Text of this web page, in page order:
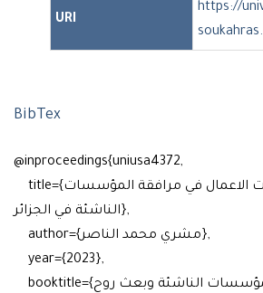
URI
https://
BibTex
@inproceedings{uniusa4372,
title={مساهمة حاضنات الاعمال في مرافقة المؤسسات
الناشئة في الجزائر},
author={مشري محمد الناصر},
year={2023},
booktitle={يوم دراسي حول المؤسسات الناشئة وبعث روح